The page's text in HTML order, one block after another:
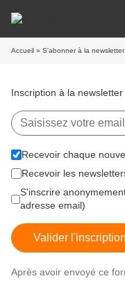
Accueil » S'abonner à la newsletter
Inscription à la newsletter
Recevoir chaque
Recevoir les
S'inscrire
adresse email)
Valider l'inscription
Après avoir envoyé ce